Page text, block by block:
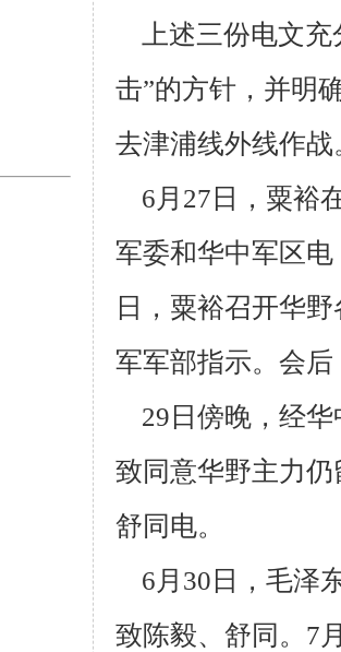
上述三份电文充
击”的方针，并明
去津浦线外线作战
6月27日，粟裕
军委和华中军区
日，粟裕召开华
军军部指示。会
29日傍晚，经华
致同意华野主力
舒同电。
6月30日，毛泽
致陈毅、舒同。7